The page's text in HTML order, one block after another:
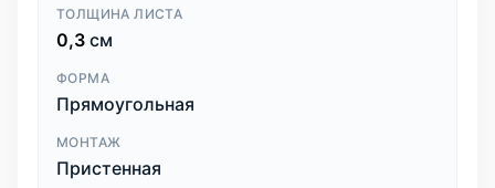
ТОЛЩИНА ЛИСТА
0,3 см
ФОРМА
Прямоугольная
МОНТАЖ
Пристенная